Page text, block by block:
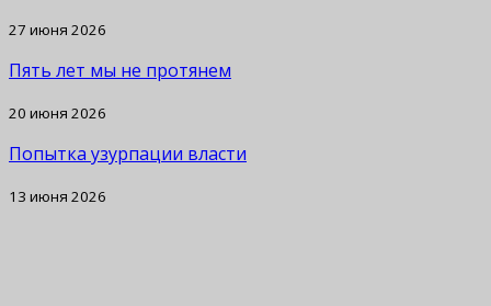
27 июня 2026
Пять лет мы не протянем
20 июня 2026
Попытка узурпации власти
13 июня 2026